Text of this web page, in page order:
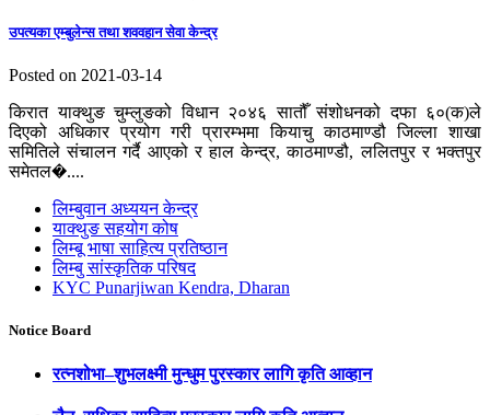
उपत्यका एम्बुलेन्स तथा शववहान सेवा केन्द्र
Posted on 2021-03-14
किरात याक्थुङ चुम्लुङको विधान २०४६ सातौँ संशोधनको दफा ६०(क)ले
दिएको अधिकार प्रयोग गरी प्रारम्भमा कियाचु काठमाण्डौ जिल्ला शाखा
समितिले संचालन गर्दै आएको र हाल केन्द्र, काठमाण्डौ, ललितपुर र भक्तपुर
समेतल�....
लिम्बुवान अध्ययन केन्द्र
याक्थुङ सहयोग कोष
लिम्बू भाषा साहित्य प्रतिष्ठान
लिम्बु सांस्कृतिक परिषद
KYC Punarjiwan Kendra, Dharan
Notice Board
रत्नशोभा–शुभलक्ष्मी मुन्धुम पुरस्कार लागि कृति आव्हान